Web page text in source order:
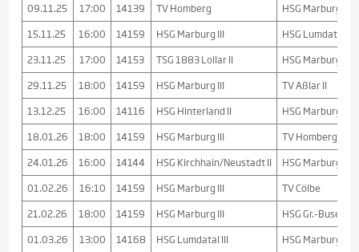
09.11.25
17:00 14139 TV Homberg
HSG Marburg III
15.11.25
16:00 14159 HSG Marburg III
HSG Lumdatal III
23.11.25
17:00 14153 TSG 1883 Lollar II
HSG Marburg III
29.11.25
18:00 14159 HSG Marburg III
TV Aßlar II
13.12.25
16:00 14116 HSG Hinterland II
HSG Marburg III
18.01.26
18:00 14159 HSG Marburg III
TV Homberg
24.01.26
16:00 14144 HSG Kirchhain/Neustadt II
HSG Marburg III
01.02.26
16:10 14159 HSG Marburg III
TV Cölbe
21.02.26
18:00 14159 HSG Marburg III
HSG Gr.-Buseck/
01.03.26
13:00 14168 HSG Lumdatal III
HSG Marburg III